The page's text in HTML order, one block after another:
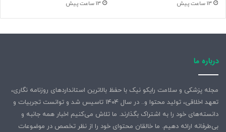
13 ساعت پیش 13 ساعت پیش
درباره ما
مجله پزشکی و سلامت رایکو نیک با حفظ بالاترین استانداردهای روزنامه نگاری،
تعهد اخلاقی، تولید محتوا و.. در سال ۱۴۰۴ تاسیس شد و توانست تجربیات و
دانسته‌های خود را به اشتراک بگذارند. ما تلاش می‌کنیم اخبار همه جانبه و
بی‌طرفانه ارائه دهیم. ما خالقان محتوای خود را از نظر تخصص در موضوعات